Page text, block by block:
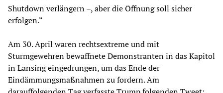
Shutdown verlängern –, aber die Öffnung soll sicher
erfolgen.“
Am 30. April waren rechtsextreme und mit
Sturmgewehren bewaffnete Demonstranten in das Kapitol
in Lansing eingedrungen, um das Ende der
Eindämmungsmaßnahmen zu fordern. Am